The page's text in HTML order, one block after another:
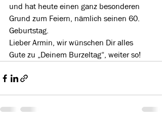
und hat heute einen ganz besonderen
Grund zum Feiern, nämlich seinen 60.
Geburtstag.
Lieber Armin, wir wünschen Dir alles
Gute zu „Deinem Burzeltag“, weiter so!